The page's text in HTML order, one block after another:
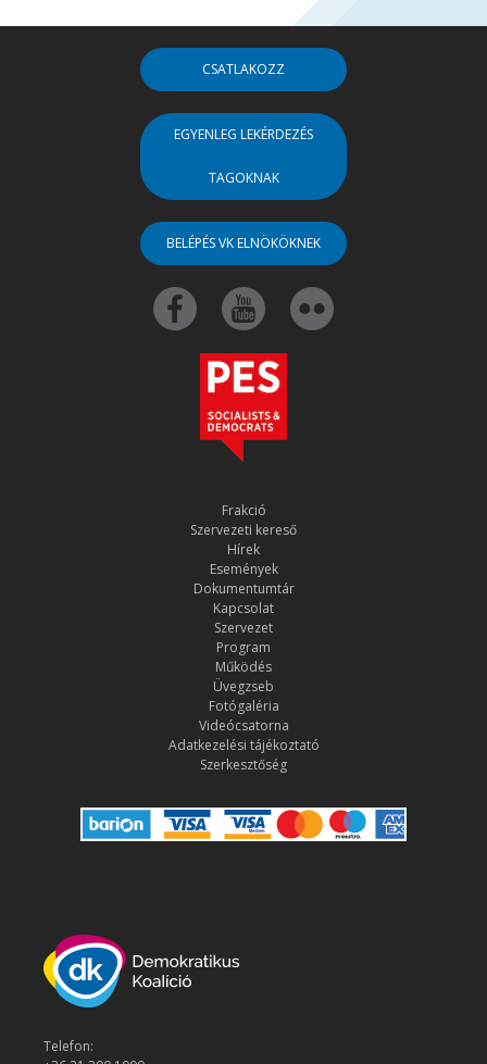
CSATLAKOZZ
EGYENLEG LEKÉRDEZÉS
TAGOKNAK
BELÉPÉS VK ELNÖKÖKNEK
Frakció
Szervezeti kereső
Hírek
Események
Dokumentumtár
Kapcsolat
Szervezet
Program
Működés
Üvegzseb
Fotógaléria
Videócsatorna
Adatkezelési tájékoztató
Szerkesztőség
Telefon: